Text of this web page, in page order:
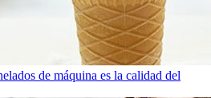
de máquina es la calidad del